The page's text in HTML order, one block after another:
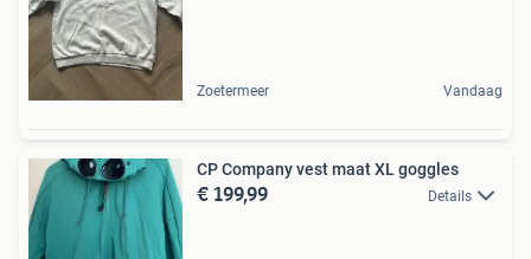
Zoetermeer Vandaag
CP Company vest maat XL goggles
€ 199,99 Details